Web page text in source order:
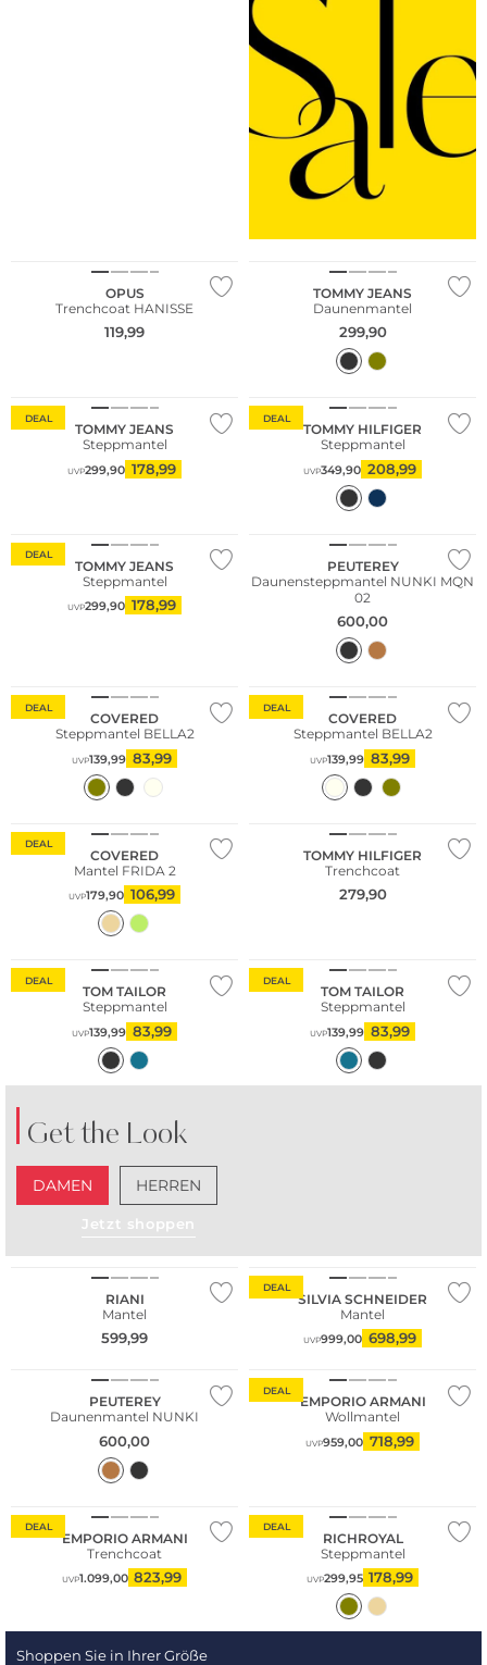
OPUS
Trenchcoat HANISSE
119,99
TOMMY JEANS
Daunenmantel
299,90
DEAL
TOMMY JEANS
Steppmantel
UVP299,90 178,99
DEAL
TOMMY HILFIGER
Steppmantel
UVP349,90 208,99
DEAL
TOMMY JEANS
Steppmantel
UVP299,90 178,99
PEUTEREY
Daunensteppmantel NUNKI MQN
02
600,00
DEAL
COVERED
Steppmantel BELLA2
UVP139,99 83,99
DEAL
COVERED
Steppmantel BELLA2
UVP139,99 83,99
DEAL
COVERED
Mantel FRIDA 2
UVP179,90 106,99
TOMMY HILFIGER
Trenchcoat
279,90
DEAL
TOM TAILOR
Steppmantel
UVP139,99 83,99
DEAL
TOM TAILOR
Steppmantel
UVP139,99 83,99
Get the Look
DAMEN HERREN
Jetzt shoppen
RIANI
Mantel
599,99
DEAL
SILVIA SCHNEIDER
Mantel
UVP999,00 698,99
PEUTEREY
Daunenmantel NUNKI
600,00
DEAL
EMPORIO ARMANI
Wollmantel
UVP959,00 718,99
DEAL
EMPORIO ARMANI
Trenchcoat
UVP1.099,00 823,99
DEAL
RICHROYAL
Steppmantel
UVP299,95 178,99
Shoppen Sie in Ihrer Größe